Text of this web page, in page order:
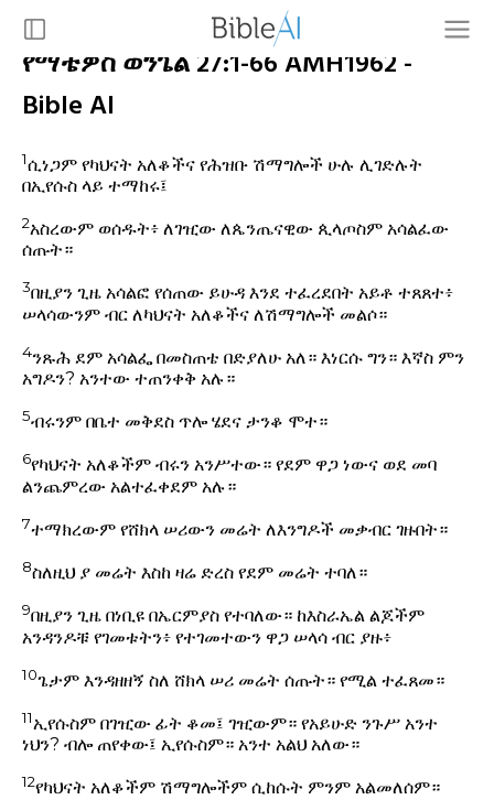
የማቴዎስ ወንጌል 27:1-66 AMH1962 -
Bible AI
1ሲነጋም የካህናት አለቆችና የሕዝቡ ሽማግሎች ሁሉ ሊገድሉት
በኢየሱስ ላይ ተማከሩ፤
2አስረውም ወሰዱት፥ ለገዢው ለጴንጤናዊው ጲላጦስም አሳልፈው
ሰጡት።
3በዚያን ጊዜ አሳልፎ የሰጠው ይሁዳ እንደ ተፈረደበት አይቶ ተጸጸተ፥
ሠላሳውንም ብር ለካህናት አለቆችና ለሽማግሎች መልሶ።
4ንጹሕ ደም አሳልፌ በመስጠቴ በድያለሁ አለ። እነርሱ ግን። እኛስ ምን
አግዶን? አንተው ተጠንቀቅ አሉ።
5ብሩንም በቤተ መቅደስ ጥሎ ሄደና ታንቆ ሞተ።
6የካህናት አለቆችም ብሩን አንሥተው። የደም ዋጋ ነውና ወደ መባ
ልንጨምረው አልተፈቀደም አሉ።
7ተማክረውም የሸክላ ሠሪውን መሬት ለእንግዶች መቃብር ገዙበት።
8ስለዚህ ያ መሬት እስከ ዛሬ ድረስ የደም መሬት ተባለ።
9በዚያን ጊዜ በነቢዩ በኤርምያስ የተባለው። ከእስራኤል ልጆችም
አንዳንዶቹ የገመቱትን፥ የተገመተውን ዋጋ ሠላሳ ብር ያዙ፥
10ጌታም እንዳዘዘኝ ስለ ሸክላ ሠሪ መሬት ሰጡት። የሚል ተፈጸመ።
11ኢየሱስም በገዢው ፊት ቆመ፤ ገዢውም። የአይሁድ ንጉሥ አንተ
ነህን? ብሎ ጠየቀው፤ ኢየሱስም። አንተ አልህ አለው።
12የካህናት አለቆችም ሽማግሎችም ሲከሱት ምንም አልመለሰም።